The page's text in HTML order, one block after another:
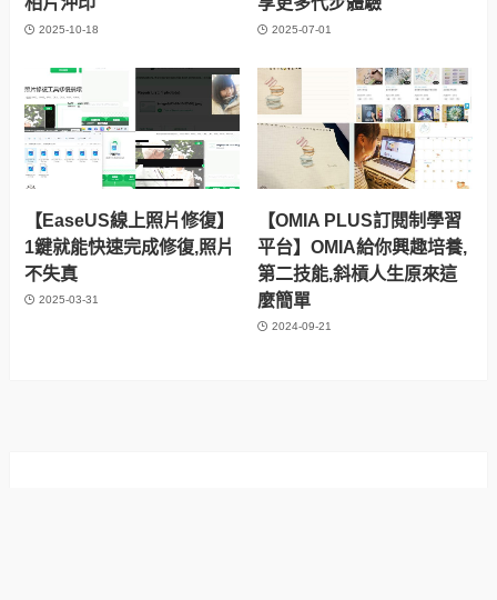
2025-10-18 2025-07-01
【EaseUS線上照片修復】
1鍵就能快速完成修復,照片
不失真
2025-03-31
【OMIA PLUS訂閱制學習
平台】OMIA給你興趣培養,
第二技能,斜槓人生原來這
麼簡單
2024-09-21